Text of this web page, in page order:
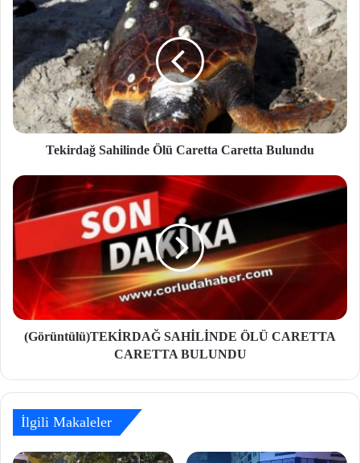
Tekirdağ Sahilinde Ölü Caretta Caretta Bulundu
(Görüntülü)TEKİRDAĞ SAHİLİNDE ÖLÜ CARETTA
CARETTA BULUNDU
İlgili Makaleler